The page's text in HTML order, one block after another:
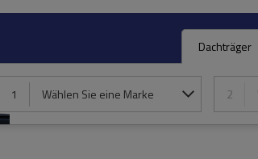
Dachträger
1 Wählen Sie eine Marke 2